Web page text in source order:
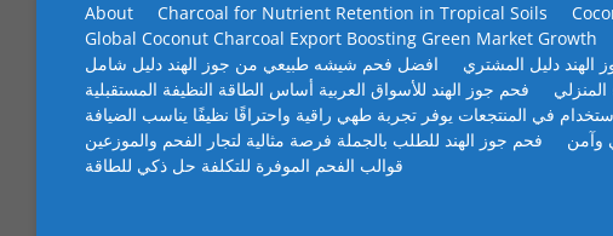
About Charcoal for Nutrient Retention in Tropical Soils
Global Coconut Charcoal Export Boosting Green Market Growth
افضل فحم شيشه طبيعي من جوز الهند دليل شامل
دليل المشتري
فحم جوز الهند للأسواق العربية أساس الطاقة النظيفة المستقبلية
في المنتجعات يوفر تجربة طهي راقية واحتراقًا نظيفًا يناسب الضيافة
فحم جوز الهند للطلب بالجملة فرصة مثالية لتجار الفحم والموزعين
وآمن
قوالب الفحم الموفرة للتكلفة حل ذكي للطاقة